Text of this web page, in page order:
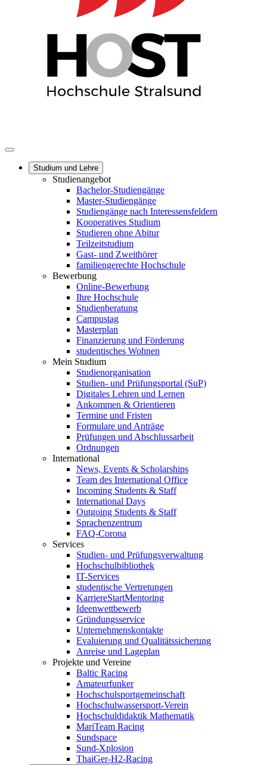
Studium und Lehre
Studienangebot
Bachelor-Studiengänge
Master-Studiengänge
Studiengänge nach Interessensfeldern
Kooperatives Studium
Studieren ohne Abitur
Teilzeitstudium
Gast- und Zweithörer
familiengerechte Hochschule
Bewerbung
Online-Bewerbung
Ihre Hochschule
Studienberatung
Campustag
Masterplan
Finanzierung und Förderung
studentisches Wohnen
Mein Studium
Studienorganisation
Studien- und Prüfungsportal (SuP)
Digitales Lehren und Lernen
Ankommen & Orientieren
Termine und Fristen
Formulare und Anträge
Prüfungen und Abschlussarbeit
Ordnungen
International
News, Events & Scholarships
Team des International Office
Incoming Students & Staff
International Days
Outgoing Students & Staff
Sprachenzentrum
FAQ-Corona
Services
Studien- und Prüfungsverwaltung
Hochschulbibliothek
IT-Services
studentische Vertretungen
KarriereStartMentoring
Ideenwettbewerb
Gründungsservice
Unternehmenskontakte
Evaluierung und Qualitätssicherung
Anreise und Lageplan
Projekte und Vereine
Baltic Racing
Amateurfunker
Hochschulsportgemeinschaft
Hochschulwassersport-Verein
Hochschuldidaktik Mathematik
MariTeam Racing
Sundspace
Sund-Xplosion
ThaiGer-H2-Racing